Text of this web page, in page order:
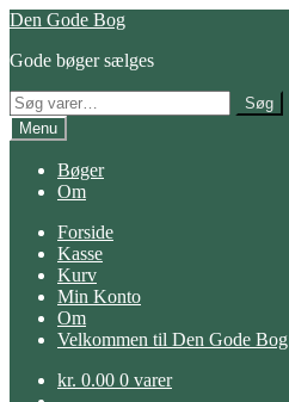
Spring
navigation
Spring
indhold
Den Gode Bog
Gode bøger sælges
Søg
efter:
Søg
Menu
Bøger
Om
Forside
Kasse
Kurv
Min Konto
Om
Velkommen til Den Gode Bog
kr. 0.00 0 varer